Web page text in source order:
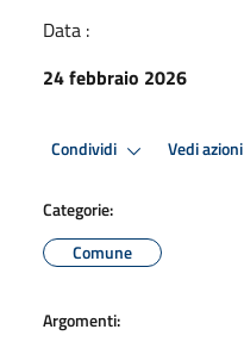
Data :
24 febbraio 2026
Condividi Vedi azioni
Categorie:
Comune
Argomenti: